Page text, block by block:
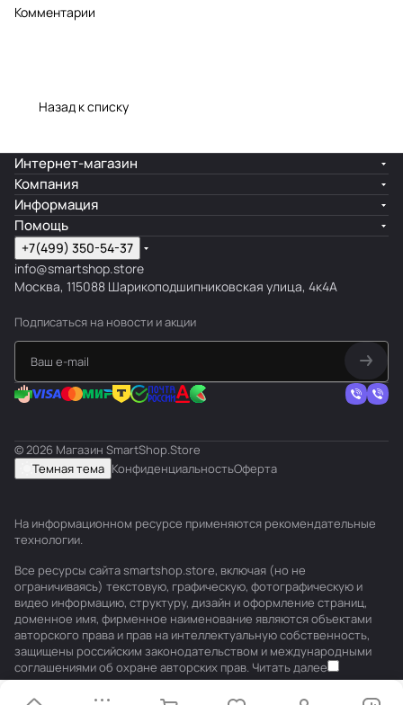
Комментарии
Назад к списку
Интернет-магазин
Компания
Информация
Помощь
+7(499) 350-54-37
info@smartshop.store
Москва, 115088 Шарикоподшипниковская улица, 4к4А
Подписаться на новости и акции
© 2026 Магазин SmartShop.Store
Темная тема КонфиденциальностьОферта
На информационном ресурсе применяются рекомендательные
технологии.
Все ресурсы сайта smartshop.store, включая (но не
ограничиваясь) текстовую, графическую, фотографическую и
видео информацию, структуру, дизайн и оформление страниц,
доменное имя, фирменное наименование являются объектами
авторского права и прав на интеллектуальную собственность,
защищены российским законодательством и международными
соглашениями об охране авторских прав. Читать далее